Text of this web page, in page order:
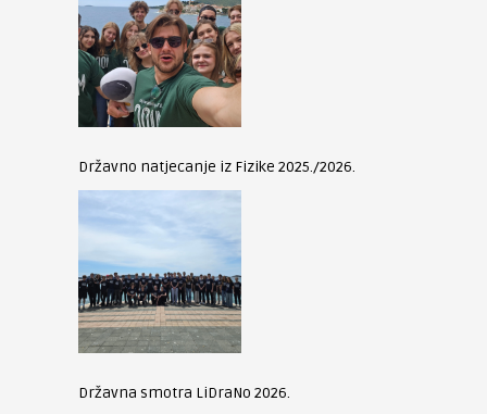
Državno natjecanje iz Fizike 2025./2026.
Državna smotra LiDraNo 2026.